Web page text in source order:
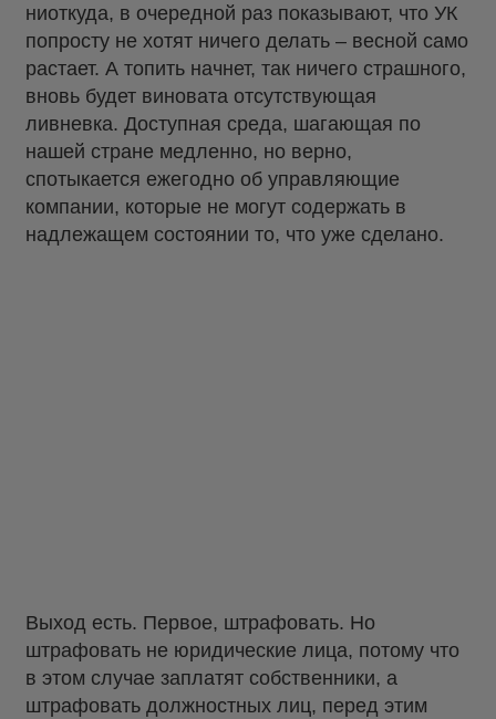
ниоткуда, в очередной раз показывают, что УК
попросту не хотят ничего делать – весной само
растает. А топить начнет, так ничего страшного,
вновь будет виновата отсутствующая
ливневка. Доступная среда, шагающая по
нашей стране медленно, но верно,
спотыкается ежегодно об управляющие
компании, которые не могут содержать в
надлежащем состоянии то, что уже сделано.
Выход есть. Первое, штрафовать. Но
штрафовать не юридические лица, потому что
в этом случае заплатят собственники, а
штрафовать должностных лиц, перед этим